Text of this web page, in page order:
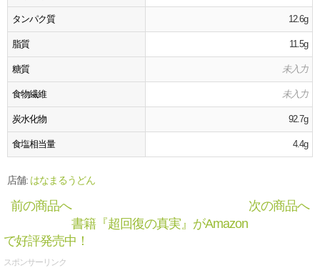
タンパク質 12.6g
脂質 11.5g
糖質 未入力
食物繊維 未入力
炭水化物 92.7g
食塩相当量 4.4g
店舗: はなまるうどん
前の商品へ
次の商品へ
書籍『超回復の真実』がAmazon
で好評発売中！
スポンサーリンク